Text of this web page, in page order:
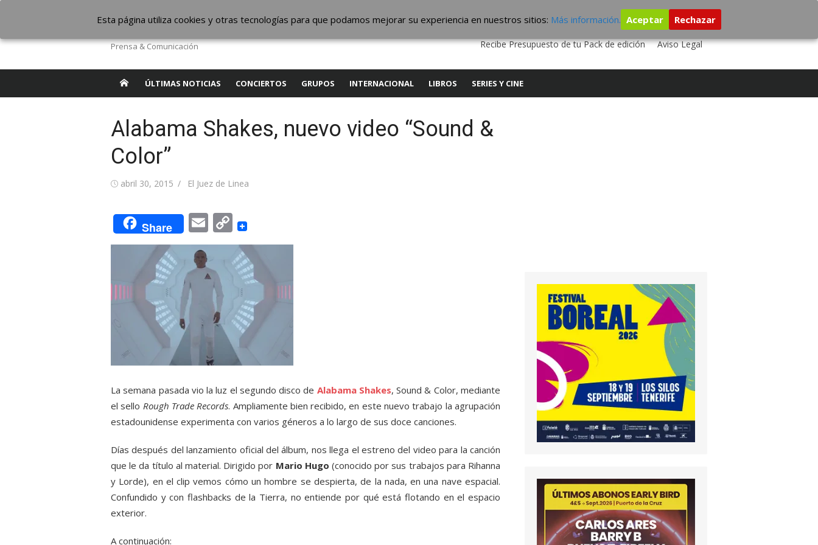
contenido
The Borderline Music
Prensa & Comunicación
QUIENES SOMOS CONTACTO SERVICIOS EDITA TU DISCO
ESTUDIO DE GRABACIÓN
Recibe Presupuesto de tu Pack de edición
Aviso Legal
ÚLTIMAS NOTICIAS CONCIERTOS GRUPOS INTERNACIONAL LIBROS SERIES Y CINE
Alabama Shakes, nuevo video “Sound &
Color”
Publicada
abril 30, 2015 Autor
El Juez de Linea
Share EmailCopy
Link
La semana pasada vio la luz el segundo disco de Alabama Shakes, Sound & Color, mediante
el sello Rough Trade Records. Ampliamente bien recibido, en este nuevo trabajo la agrupación
estadounidense experimenta con varios géneros a lo largo de sus doce canciones.
Días después del lanzamiento oficial del álbum, nos llega el estreno del video para la canción
que le da título al material. Dirigido por Mario Hugo (conocido por sus trabajos para Rihanna
y Lorde), en el clip vemos cómo un hombre se despierta, de la nada, en una nave espacial.
Confundido y con flashbacks de la Tierra, no entiende por qué está flotando en el espacio
exterior.
A continuación:
Esta página utiliza cookies y otras tecnologías para que podamos mejorar su experiencia en nuestros sitios: Más información. Aceptar Rechazar